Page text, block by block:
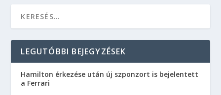
LEGUTÓBBI BEJEGYZÉSEK
Hamilton érkezése után új szponzort is bejelentett
a Ferrari